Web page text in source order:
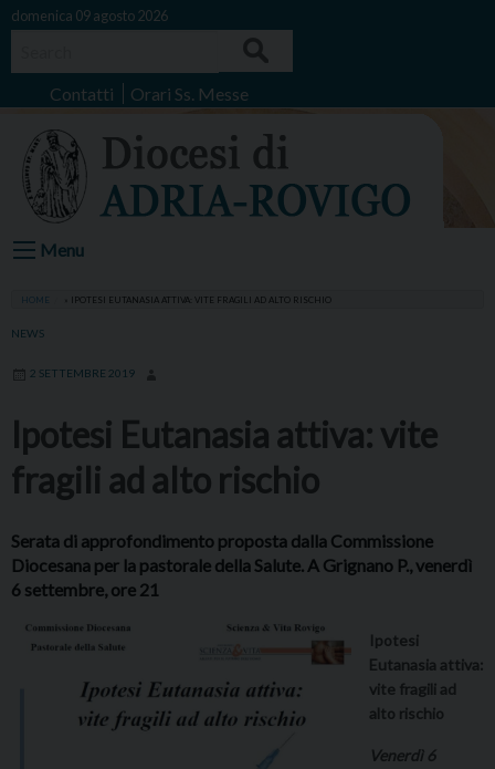
Skip
domenica 09 agosto 2026
Contatti Orari Ss. Messe
Menu
HOME IPOTESI EUTANASIA ATTIVA: VITE FRAGILI AD ALTO RISCHIO
NEWS
2 SETTEMBRE 2019
Ipotesi Eutanasia attiva: vite
fragili ad alto rischio
Serata di approfondimento proposta dalla Commissione
Diocesana per la pastorale della Salute. A Grignano P., venerdì
6 settembre, ore 21
Ipotesi
Eutanasia attiva:
vite fragili ad
alto rischio
Venerdì 6